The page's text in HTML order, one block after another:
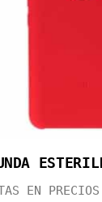
EN